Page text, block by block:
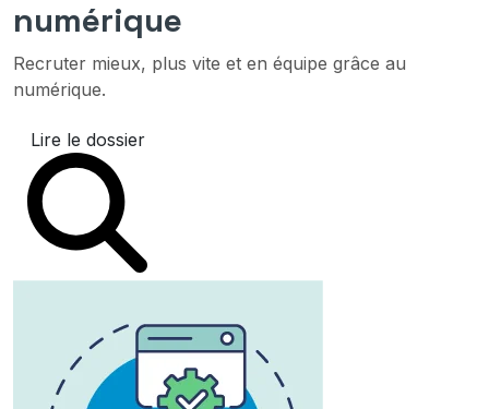
numérique
Recruter mieux, plus vite et en équipe grâce au
numérique.
Lire le dossier